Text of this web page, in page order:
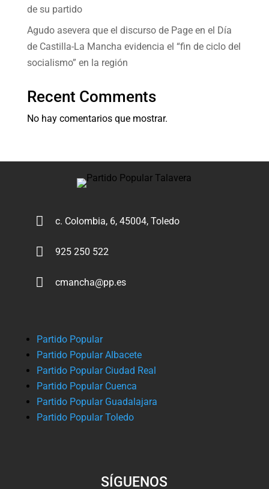
de su partido
Agudo asevera que el discurso de Page en el Día
de Castilla-La Mancha evidencia el “fin de ciclo del
socialismo” en la región
Recent Comments
No hay comentarios que mostrar.
 c. Colombia, 6, 45004, Toledo
 925 250 522
 cmancha@pp.es
Partido Popular
Partido Popular Albacete
Partido Popular Ciudad Real
Partido Popular Cuenca
Partido Popular Guadalajara
Partido Popular Toledo
SÍGUENOS